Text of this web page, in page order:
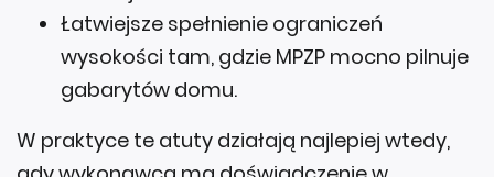
Łatwiejsze spełnienie ograniczeń
wysokości tam, gdzie MPZP mocno pilnuje
gabarytów domu.
W praktyce te atuty działają najlepiej wtedy,